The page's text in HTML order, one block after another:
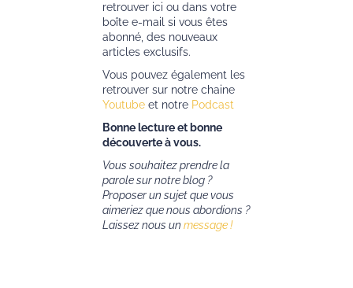
retrouver ici ou dans votre
boîte e-mail si vous êtes
abonné, des nouveaux
articles exclusifs.
Vous pouvez également les
retrouver sur notre chaine
Youtube et notre Podcast
Bonne lecture et bonne
découverte à vous.
Vous souhaitez prendre la
parole sur notre blog ?
Proposer un sujet que vous
aimeriez que nous abordions ?
Laissez nous un message !